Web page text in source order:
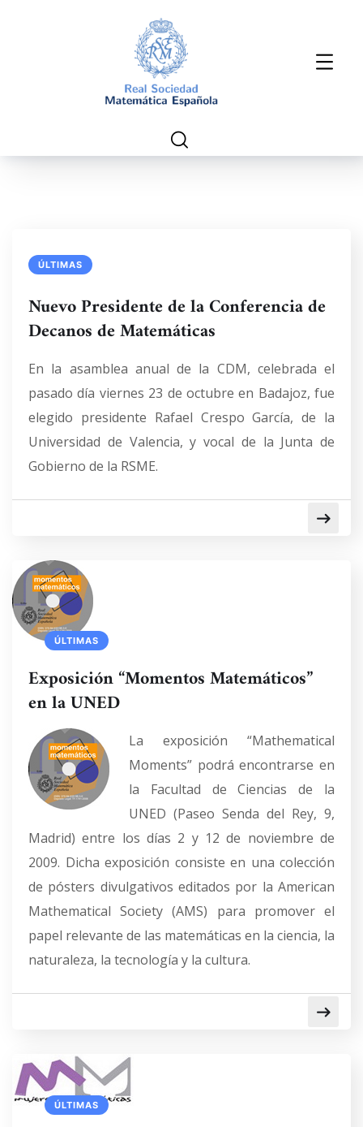
ÚLTIMAS
Nuevo Presidente de la Conferencia de
Decanos de Matemáticas
En la asamblea anual de la CDM, celebrada el
pasado día viernes 23 de octubre en Badajoz, fue
elegido presidente Rafael Crespo García, de la
Universidad de Valencia, y vocal de la Junta de
Gobierno de la RSME.
ÚLTIMAS
Exposición “Momentos Matemáticos”
en la UNED
La exposición “Mathematical
Moments” podrá encontrarse en
la Facultad de Ciencias de la
UNED (Paseo Senda del Rey, 9,
Madrid) entre los días 2 y 12 de noviembre de
2009. Dicha exposición consiste en una colección
de pósters divulgativos editados por la American
Mathematical Society (AMS) para promover el
papel relevante de las matemáticas en la ciencia, la
naturaleza, la tecnología y la cultura.
ÚLTIMAS